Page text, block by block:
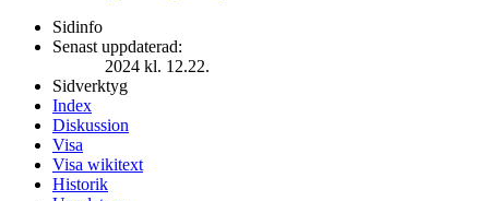
Sidinfo
Senast uppdaterad:
2024 kl. 12.22.
Sidverktyg
Index
Diskussion
Visa
Visa wikitext
Historik